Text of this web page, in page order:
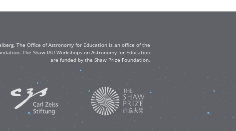
The Office of Astronomy for Education is an office of the
The Shaw-IAU Workshops on Astronomy for Education
are funded by the Shaw Prize Foundation.